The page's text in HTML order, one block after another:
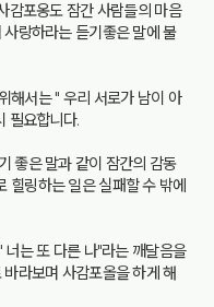
감포옹도 잠간 사람들의 마음
랑하라는 듣기좋은 말에 불
해서는 " 우리 서로가 남이 아
필요합니다.
좋은 말과 같이 잠간의 감동
힐링하는 일은 실패할 수 밖에
는 또 다른 나"라는 깨달음을
라보며 사감포올을 하게 해